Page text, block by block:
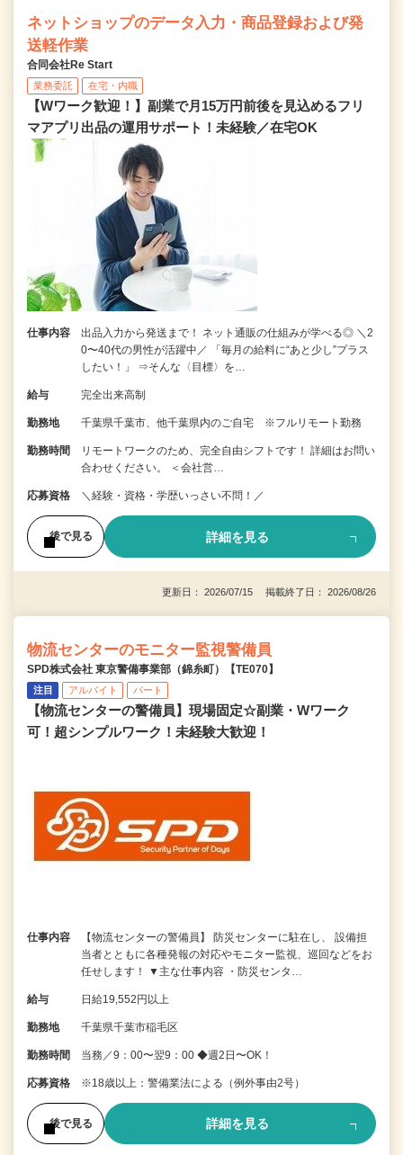
ネットショップのデータ入力・商品登録および発
送軽作業
合同会社Re Start
業務委託 在宅・内職
【Wワーク歓迎！】副業で月15万円前後を見込めるフリ
マアプリ出品の運用サポート！未経験／在宅OK
仕事内容
出品入力から発送まで！ ネット通販の仕組みが学べる◎ ＼2
0〜40代の男性が活躍中／ 「毎月の給料に“あと少し”プラス
したい！」 ⇒そんな〈目標〉を…
給与 完全出来高制
勤務地 千葉県千葉市、他千葉県内のご自宅 ※フルリモート勤務
勤務時間
リモートワークのため、完全自由シフトです！ 詳細はお問い
合わせください。 ＜会社営…
応募資格 ＼経験・資格・学歴いっさい不問！／
後で見る 詳細を見る
更新日： 2026/07/15 掲載終了日： 2026/08/26
物流センターのモニター監視警備員
SPD株式会社 東京警備事業部（錦糸町）【TE070】
注目 アルバイト パート
【物流センターの警備員】現場固定☆副業・Wワーク
可！超シンプルワーク！未経験大歓迎！
仕事内容
【物流センターの警備員】 防災センターに駐在し、 設備担
当者とともに各種発報の対応やモニター監視、巡回などをお
任せします！ ▼主な仕事内容 ・防災センタ…
給与 日給19,552円以上
勤務地 千葉県千葉市稲毛区
勤務時間 当務／9：00〜翌9：00 ◆週2日〜OK！
応募資格 ※18歳以上：警備業法による（例外事由2号）
後で見る 詳細を見る